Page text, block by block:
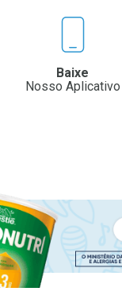
Baixe
Nosso Aplicativo